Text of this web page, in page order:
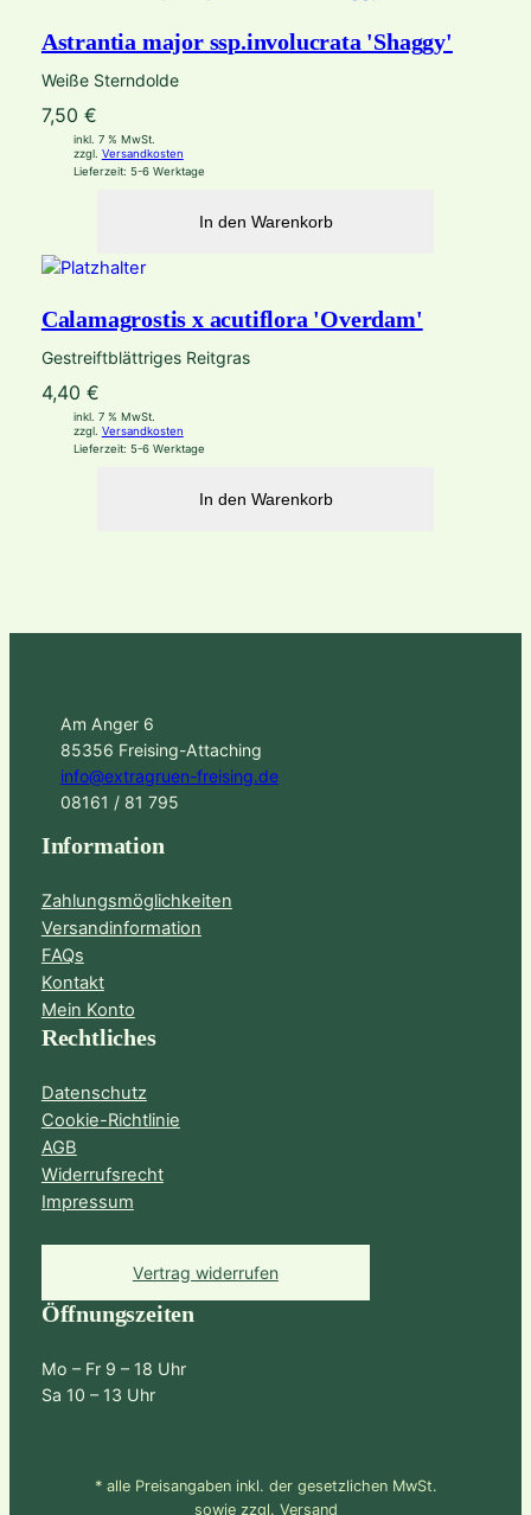
Astrantia major ssp.involucrata 'Shaggy'
Weiße Sterndolde
7,50 €
inkl. 7 % MwSt.
zzgl. Versandkosten
Lieferzeit: 5-6 Werktage
In den Warenkorb
Calamagrostis x acutiflora 'Overdam'
Gestreiftblättriges Reitgras
4,40 €
inkl. 7 % MwSt.
zzgl. Versandkosten
Lieferzeit: 5-6 Werktage
In den Warenkorb
Am Anger 6
85356 Freising-Attaching
info@extragruen-freising.de
08161 / 81 795
Information
Zahlungsmöglichkeiten
Versandinformation
FAQs
Kontakt
Mein Konto
Rechtliches
Datenschutz
Cookie-Richtlinie
AGB
Widerrufsrecht
Impressum
Vertrag widerrufen
Öffnungszeiten
Mo – Fr 9 – 18 Uhr
Sa 10 – 13 Uhr
* alle Preisangaben inkl. der gesetzlichen MwSt.
sowie zzgl. Versand